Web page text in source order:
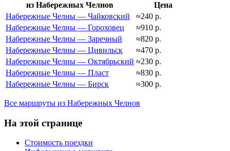
из Набережных Челнов
Цена
Набережные Челны — Чайковский
≈240 р.
Набережные Челны — Гороховец
≈910 р.
Набережные Челны — Заречный
≈820 р.
Набережные Челны — Цивильск
≈470 р.
Набережные Челны — Октябрьский ≈230 р.
Набережные Челны — Пласт
≈830 р.
Набережные Челны — Бирск
≈300 р.
Все маршруты из Набережных Челнов
На этой странице
Стоимость поездки